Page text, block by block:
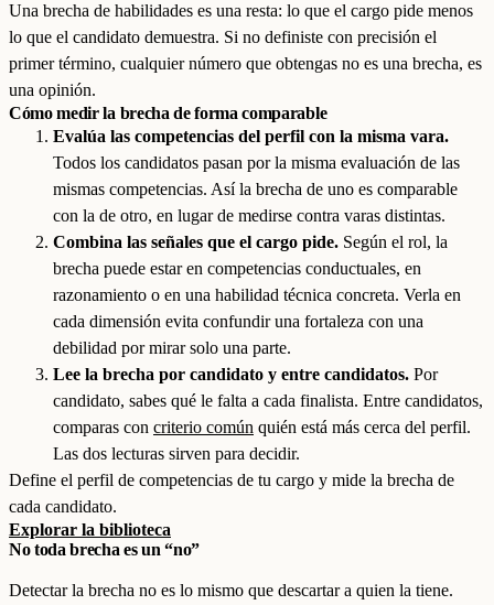
Una brecha de habilidades es una resta: lo que el cargo pide menos
lo que el candidato demuestra. Si no definiste con precisión el
primer término, cualquier número que obtengas no es una brecha, es
una opinión.
Cómo medir la brecha de forma comparable
Evalúa las competencias del perfil con la misma vara.
Todos los candidatos pasan por la misma evaluación de las
mismas competencias. Así la brecha de uno es comparable
con la de otro, en lugar de medirse contra varas distintas.
Combina las señales que el cargo pide. Según el rol, la
brecha puede estar en competencias conductuales, en
razonamiento o en una habilidad técnica concreta. Verla en
cada dimensión evita confundir una fortaleza con una
debilidad por mirar solo una parte.
Lee la brecha por candidato y entre candidatos. Por
candidato, sabes qué le falta a cada finalista. Entre candidatos,
comparas con criterio común quién está más cerca del perfil.
Las dos lecturas sirven para decidir.
Define el perfil de competencias de tu cargo y mide la brecha de
cada candidato.
Explorar la biblioteca
No toda brecha es un “no”
Detectar la brecha no es lo mismo que descartar a quien la tiene.